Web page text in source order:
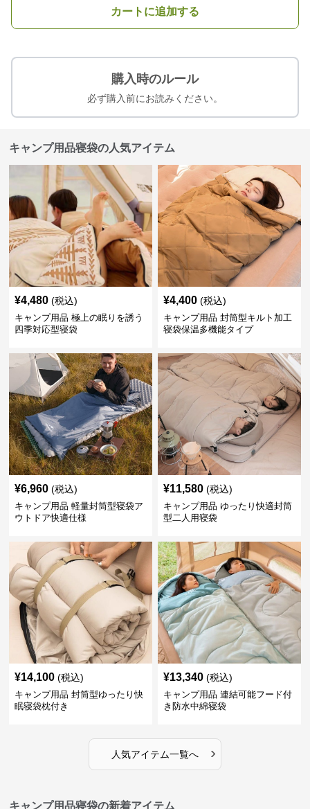
カートに追加する
購入時のルール
必ず購入前にお読みください。
キャンプ用品寝袋の人気アイテム
¥4,480 (税込)
キャンプ用品 極上の眠りを誘う
四季対応型寝袋
¥4,400 (税込)
キャンプ用品 封筒型キルト加工
寝袋保温多機能タイプ
¥6,960 (税込)
キャンプ用品 軽量封筒型寝袋ア
ウトドア快適仕様
¥11,580 (税込)
キャンプ用品 ゆったり快適封筒
型二人用寝袋
¥14,100 (税込)
キャンプ用品 封筒型ゆったり快
眠寝袋枕付き
¥13,340 (税込)
キャンプ用品 連結可能フード付
き防水中綿寝袋
人気アイテム一覧へ ›
キャンプ用品寝袋の新着アイテム